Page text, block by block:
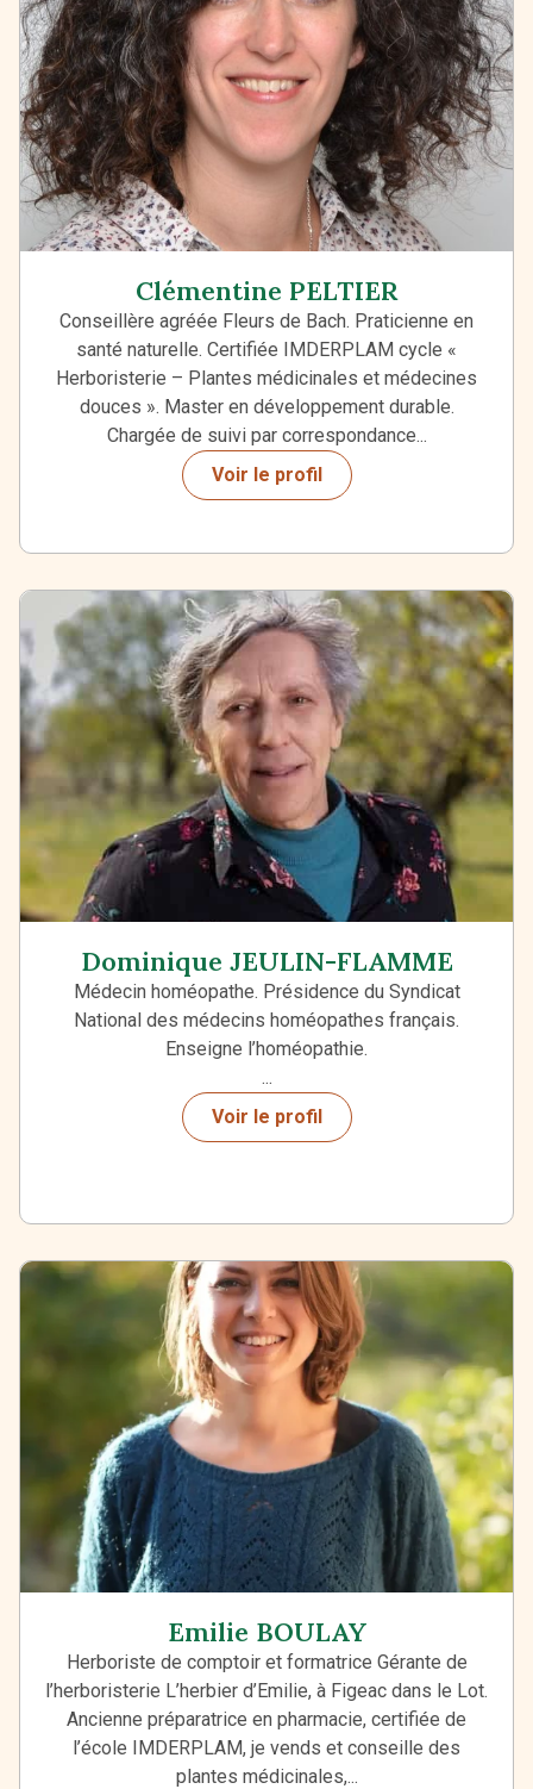
Clémentine PELTIER
Conseillère agréée Fleurs de Bach. Praticienne en
santé naturelle. Certifiée IMDERPLAM cycle «
Herboristerie – Plantes médicinales et médecines
douces ». Master en développement durable.
Chargée de suivi par correspondance...
Voir le profil
Dominique JEULIN-FLAMME
Médecin homéopathe. Présidence du Syndicat
National des médecins homéopathes français.
Enseigne l’homéopathie.
...
Voir le profil
Emilie BOULAY
Herboriste de comptoir et formatrice Gérante de
l’herboristerie L’herbier d’Emilie, à Figeac dans le Lot.
Ancienne préparatrice en pharmacie, certifiée de
l’école IMDERPLAM, je vends et conseille des
plantes médicinales,...